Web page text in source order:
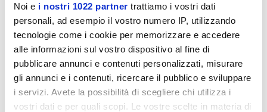
Noi e i nostri 1022 partner trattiamo i vostri dati
personali, ad esempio il vostro numero IP, utilizzando
tecnologie come i cookie per memorizzare e accedere
alle informazioni sul vostro dispositivo al fine di
pubblicare annunci e contenuti personalizzati, misurare
gli annunci e i contenuti, ricercare il pubblico e sviluppare
i servizi. Avete la possibilità di scegliere chi utilizza i
vostri dati e per quali scopi. Le vostre scelte in materia di
Sistema oscillante standard
Colombo Filippetti S.p.A.